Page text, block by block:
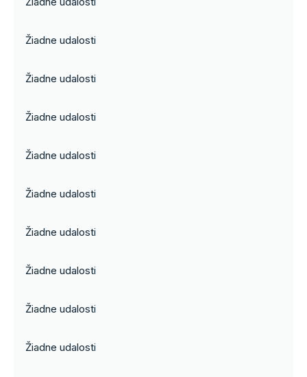
Žiadne udalosti
Žiadne udalosti
Žiadne udalosti
Žiadne udalosti
Žiadne udalosti
Žiadne udalosti
Žiadne udalosti
Žiadne udalosti
Žiadne udalosti